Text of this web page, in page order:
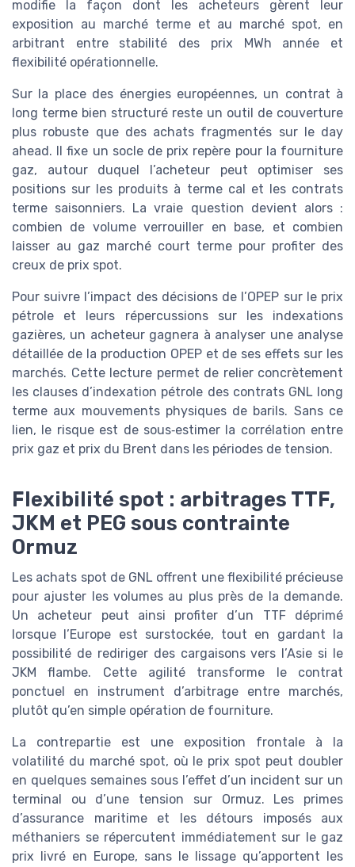
modifie la façon dont les acheteurs gèrent leur
exposition au marché terme et au marché spot, en
arbitrant entre stabilité des prix MWh année et
flexibilité opérationnelle.
Sur la place des énergies européennes, un contrat à
long terme bien structuré reste un outil de couverture
plus robuste que des achats fragmentés sur le day
ahead. Il fixe un socle de prix repère pour la fourniture
gaz, autour duquel l’acheteur peut optimiser ses
positions sur les produits à terme cal et les contrats
terme saisonniers. La vraie question devient alors :
combien de volume verrouiller en base, et combien
laisser au gaz marché court terme pour profiter des
creux de prix spot.
Pour suivre l’impact des décisions de l’OPEP sur le prix
pétrole et leurs répercussions sur les indexations
gazières, un acheteur gagnera à analyser une analyse
détaillée de la production OPEP et de ses effets sur les
marchés. Cette lecture permet de relier concrètement
les clauses d’indexation pétrole des contrats GNL long
terme aux mouvements physiques de barils. Sans ce
lien, le risque est de sous‑estimer la corrélation entre
prix gaz et prix du Brent dans les périodes de tension.
Flexibilité spot : arbitrages TTF,
JKM et PEG sous contrainte
Ormuz
Les achats spot de GNL offrent une flexibilité précieuse
pour ajuster les volumes au plus près de la demande.
Un acheteur peut ainsi profiter d’un TTF déprimé
lorsque l’Europe est surstockée, tout en gardant la
possibilité de rediriger des cargaisons vers l’Asie si le
JKM flambe. Cette agilité transforme le contrat
ponctuel en instrument d’arbitrage entre marchés,
plutôt qu’en simple opération de fourniture.
La contrepartie est une exposition frontale à la
volatilité du marché spot, où le prix spot peut doubler
en quelques semaines sous l’effet d’un incident sur un
terminal ou d’une tension sur Ormuz. Les primes
d’assurance maritime et les détours imposés aux
méthaniers se répercutent immédiatement sur le gaz
prix livré en Europe, sans le lissage qu’apportent les